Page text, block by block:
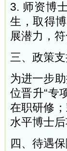
3. 师资博
生，取得
展潜力，
三、政策
为进一步
位晋升“专
在职研修
水平博士
四、待遇